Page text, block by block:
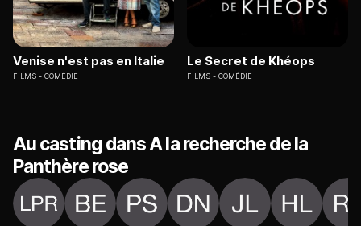
Venise n'est pas en Italie
FILMS COMÉDIE
Le Secret de Khéops
FILMS COMÉDIE
Au casting dans A la recherche de la
Panthère rose